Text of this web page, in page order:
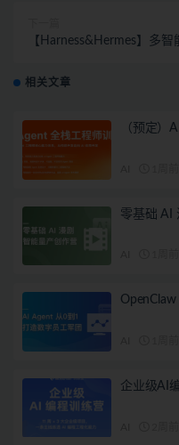
【Harness&Hermes】多
相关文章
（预定）
零基础 AI
企业级AI